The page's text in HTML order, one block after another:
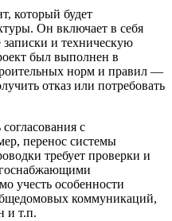
который будет
Он включает в себя
и техническую
был выполнен в
норм и правил —
отказ или потребовать
с
перенос системы
требует проверки и
учесть особенности
коммуникаций,
и т.п.